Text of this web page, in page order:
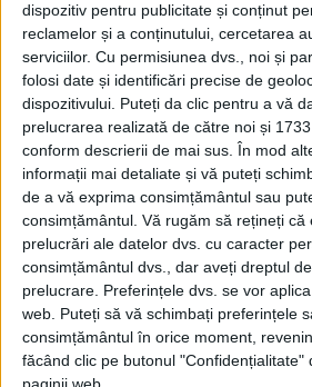
dispozitiv pentru publicitate și conținut
reclamelor și a conținutului, cercetarea
serviciilor. Cu permisiunea dvs., noi și
folosi date și identificări precise de
dispozitivului. Puteți da clic pentru a vă
prelucrarea realizată de către noi și
conform descrierii de mai sus. În mod
informații mai detaliate și vă puteți
de a vă exprima consimțământul sau
consimțământul. Vă rugăm să rețineți că
prelucrări ale datelor dvs. cu caracter
consimțământul dvs., dar aveți dreptul
prelucrare. Preferințele dvs. se vor
web. Puteți să vă schimbați preferințele
consimțământul în orice moment,
făcând clic pe butonul "Confidențialitate"
Cum a ajuns Marvin
propriul tată cu arma
dăruise chiar el. Tatăl
nu a făcut nicio zi de
Agentia Plum Media
practic pentru
să intre în comerțul
Timur Turlov își anunță
președinția FIDE